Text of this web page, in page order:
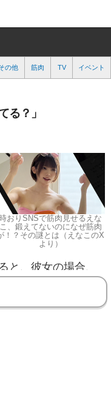
の他 筋肉 TV イベント
る？」
時おりSNSで筋肉見せるえな
こ、鍛えてないのになぜ筋肉
！？その謎とは（えなこのX
より）
と、彼女の場合、
ついてしまう理由